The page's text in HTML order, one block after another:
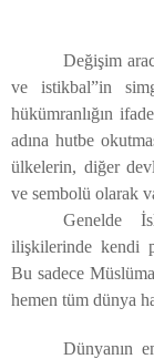
Değişim
ve istikbal”in
hükümranlığın
adına hutbe
ülkelerin, diğer
ve sembolü olarak
Genelde
ilişkilerinde kendi
Bu sadece
hemen tüm dünya
Dünyanın